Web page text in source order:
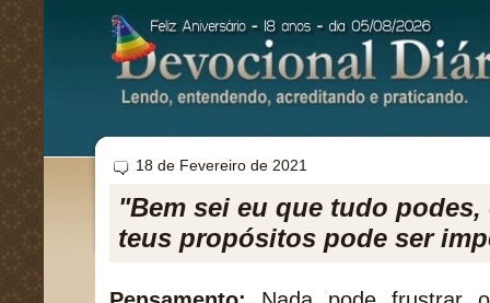
18 de Fevereiro de 2021
"Bem sei eu que tudo
teus propósitos pode ser